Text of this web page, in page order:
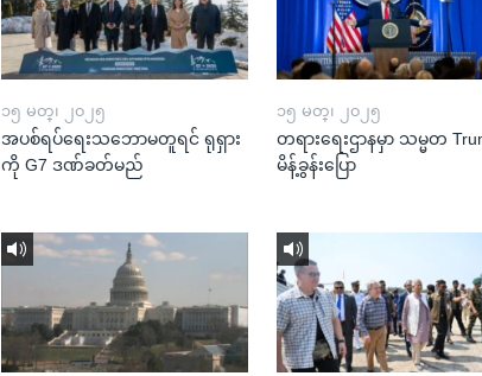
၁၅ မတ္၊ ၂၀၂၅
အပစ်ရပ်ရေးသဘောမတူရင် ရုရှား
ကို G7 ဒဏ်ခတ်မည်
၁၅ မတ္၊ ၂၀၂၅
တရားရေးဌာနမှာ သမ္မတ
မိန့်ခွန်းပြော